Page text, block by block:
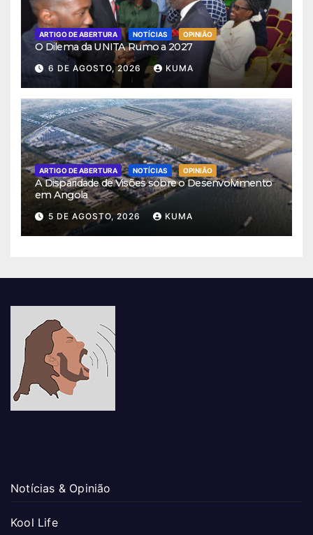
ARTIGO DE ABERTURA NOTÍCIAS OPINIÃO
O Dilema da UNITA Rumo a 2027
6 DE AGOSTO, 2026 KUMA
ARTIGO DE ABERTURA NOTÍCIAS OPINIÃO
A Disparidade de Visões sobre o Desenvolvimento
em Angola
5 DE AGOSTO, 2026 KUMA
Notícias & Opinião
Kool Life